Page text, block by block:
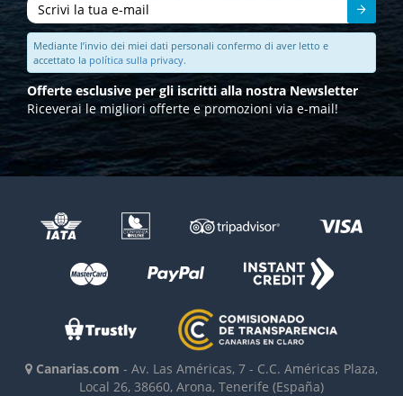
Mediante l’invio dei miei dati personali confermo di aver letto e
accettato la política sulla privacy.
Offerte esclusive per gli iscritti alla nostra Newsletter
Riceverai le migliori offerte e promozioni via e-mail!
Canarias.com - Av. Las Américas, 7 - C.C. Américas Plaza,
Local 26, 38660, Arona, Tenerife (España)